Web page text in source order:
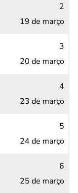
2
19 de março
3
20 de março
4
23 de março
5
24 de março
6
25 de março